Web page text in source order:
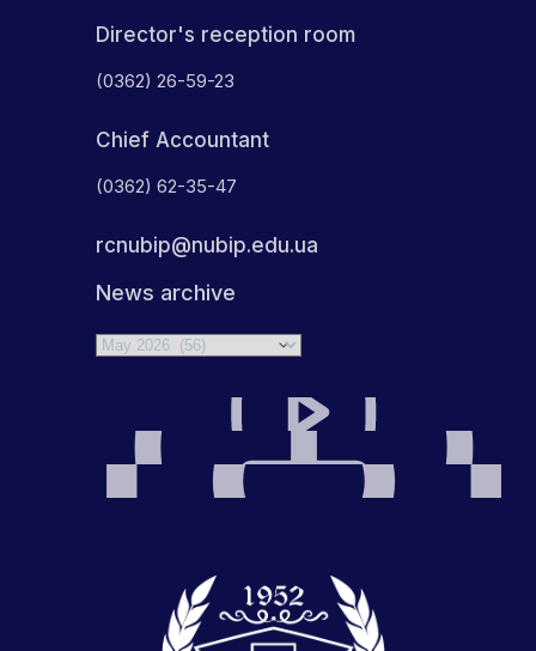
Director's reception room
(0362) 26-59-23
Chief Accountant
(0362) 62-35-47
rcnubip@nubip.edu.ua
News archive
Archives